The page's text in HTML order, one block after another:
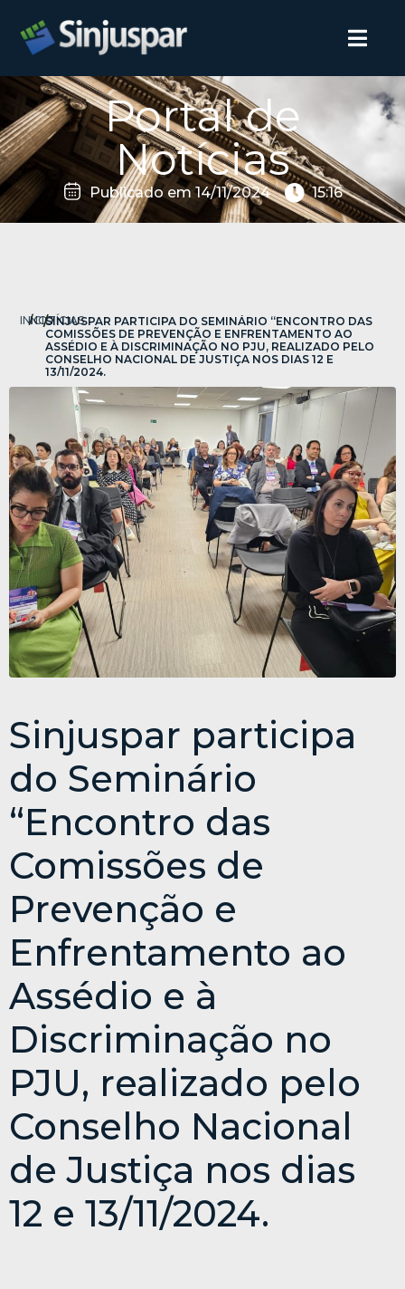
Portal de
Notícias
Publicado em14/11/2024 15:16
INÍCIO
/NOTÍCIAS
/SINJUSPAR PARTICIPA DO SEMINÁRIO “ENCONTRO DAS
COMISSÕES DE PREVENÇÃO E ENFRENTAMENTO AO
ASSÉDIO E À DISCRIMINAÇÃO NO PJU, REALIZADO PELO
CONSELHO NACIONAL DE JUSTIÇA NOS DIAS 12 E
13/11/2024.
Sinjuspar participa
do Seminário
“Encontro das
Comissões de
Prevenção e
Enfrentamento ao
Assédio e à
Discriminação no
PJU, realizado pelo
Conselho Nacional
de Justiça nos dias
12 e 13/11/2024.